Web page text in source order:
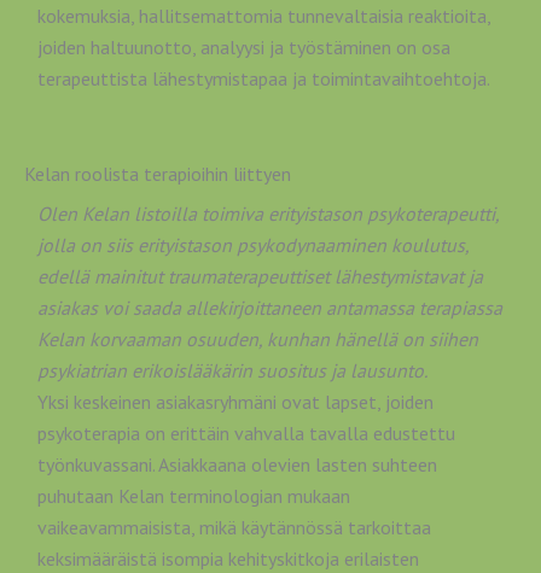
kokemuksia, hallitsemattomia tunnevaltaisia reaktioita,
joiden haltuunotto, analyysi ja työstäminen on osa
terapeuttista lähestymistapaa ja toimintavaihtoehtoja.
Kelan roolista terapioihin liittyen
Olen Kelan listoilla toimiva erityistason psykoterapeutti,
jolla on siis erityistason psykodynaaminen koulutus,
edellä mainitut traumaterapeuttiset lähestymistavat ja
asiakas voi saada allekirjoittaneen antamassa terapiassa
Kelan korvaaman osuuden, kunhan hänellä on siihen
psykiatrian erikoislääkärin suositus ja lausunto.
Yksi keskeinen asiakasryhmäni ovat lapset, joiden
psykoterapia on erittäin vahvalla tavalla edustettu
työnkuvassani. Asiakkaana olevien lasten suhteen
puhutaan Kelan terminologian mukaan
vaikeavammaisista, mikä käytännössä tarkoittaa
keksimääräistä isompia kehityskitkoja erilaisten